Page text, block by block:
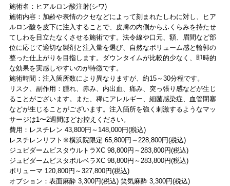
施術名：ヒアルロン酸注射(シワ)
施術内容：加齢や表情のクセなどによって刻まれたしわに対し、ヒア
ルロン酸を皮下に注入することで、皮膚の内側からふくらみを持たせ
てしわを目立たなくさせる施術です。法令線や口元、額、眉間など部
位に応じて適切な製剤と注入量を選び、自然なボリューム感と輪郭の
整った仕上がりを目指します。ダウンタイムが比較的少なく、即時的
な効果を実感しやすいのが特徴です。
施術時間：注入箇所数により異なりますが、約15～30分程です。
リスク、副作用：腫れ、赤み、内出血、痛み、突っ張り感などが生じ
ることがございます。また、稀にアレルギー、細菌感染症、血管閉塞
などが生じることがございます。注入箇所を強く刺激するようなマッ
サージは1〜2週間ほどお控えください。
費用：レスチレン 43,800円～148,000円(税込)
レスチレンリフト※横浜院限定 65,800円～228,800円(税込)
ジュビダームビスタウルトラXC 98,800円～283,800円(税込)
ジュビダームビスタボルベラXC 98,800円～283,800円(税込)
ボリューマ 120,800円～327,800円(税込)
オプション：表面麻酔 3,300円(税込) 笑気麻酔 3,300円(税込)